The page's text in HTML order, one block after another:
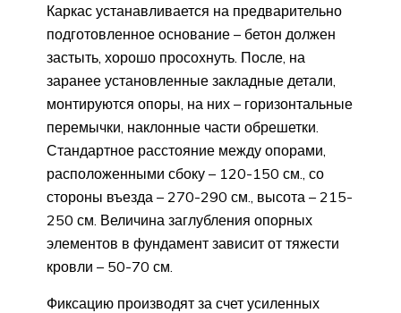
Каркас устанавливается на предварительно
подготовленное основание – бетон должен
застыть, хорошо просохнуть. После, на
заранее установленные закладные детали,
монтируются опоры, на них – горизонтальные
перемычки, наклонные части обрешетки.
Стандартное расстояние между опорами,
расположенными сбоку – 120-150 см., со
стороны въезда – 270-290 см., высота – 215-
250 см. Величина заглубления опорных
элементов в фундамент зависит от тяжести
кровли – 50-70 см.
Фиксацию производят за счет усиленных